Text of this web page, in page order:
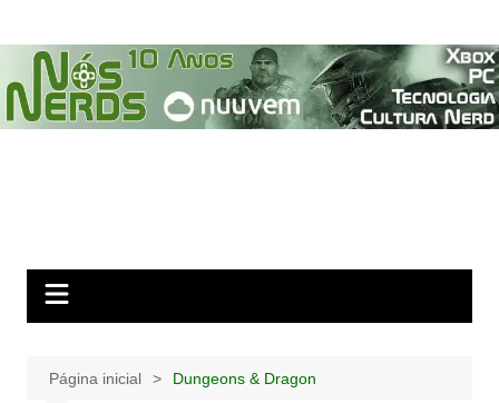
para
conteúdo
Página inicial Dungeons & Dragon